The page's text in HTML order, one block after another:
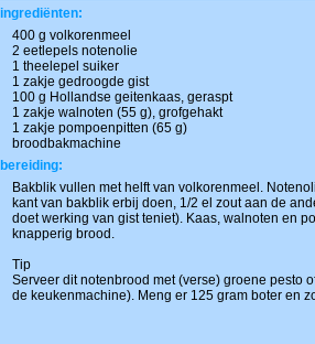
ingrediënten:
400 g volkorenmeel
2 eetlepels notenolie
1 theelepel suiker
1 zakje gedroogde gist
100 g Hollandse geitenkaas, geraspt
1 zakje walnoten (55 g), grofgehakt
1 zakje pompoenpitten (65 g)
broodbakmachine
bereiding:
Bakblik vullen met helft van volkorenmeel.
kant van bakblik erbij doen, 1/2 el zout aan de
doet werking van gist teniet). Kaas, walnoten en
knapperig brood.
Tip
Serveer dit notenbrood met (verse) groene pesto
de keukenmachine). Meng er 125 gram boter en